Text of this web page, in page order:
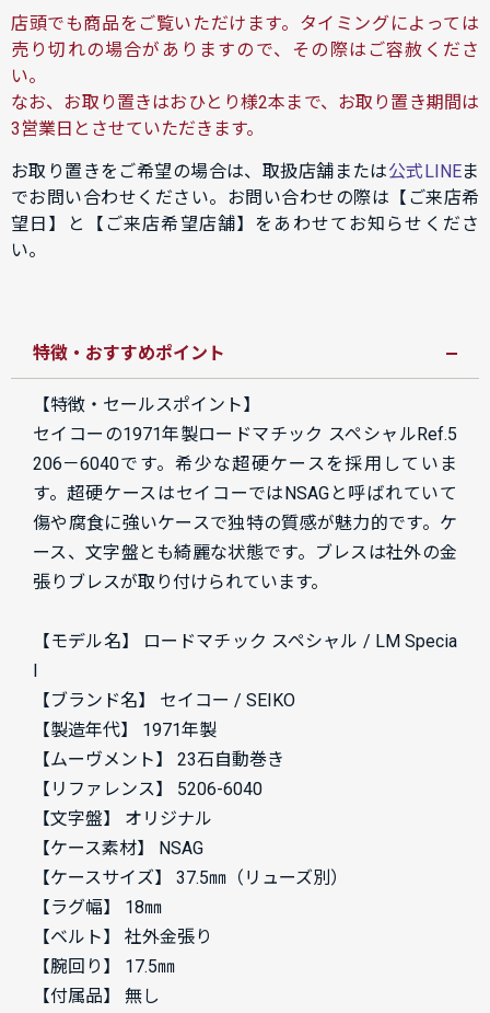
店頭でも商品をご覧いただけます。タイミングによっては
売り切れの場合がありますので、その際はご容赦くださ
い。
なお、お取り置きはおひとり様2本まで、お取り置き期間は
3営業日とさせていただきます。
お取り置きをご希望の場合は、取扱店舗または公式LINEま
でお問い合わせください。お問い合わせの際は【ご来店希
望日】と【ご来店希望店舗】をあわせてお知らせくださ
い。
特徴・おすすめポイント
【特徴・セールスポイント】
セイコーの1971年製ロードマチック スペシャルRef.5
206－6040です。希少な超硬ケースを採用していま
す。超硬ケースはセイコーではNSAGと呼ばれていて
傷や腐食に強いケースで独特の質感が魅力的です。ケ
ース、文字盤とも綺麗な状態です。ブレスは社外の金
張りブレスが取り付けられています。
【モデル名】 ロードマチック スペシャル / LM Specia
l
【ブランド名】 セイコー / SEIKO
【製造年代】 1971年製
【ムーヴメント】 23石自動巻き
【リファレンス】 5206-6040
【文字盤】 オリジナル
【ケース素材】 NSAG
【ケースサイズ】 37.5㎜（リューズ別）
【ラグ幅】 18㎜
【ベルト】 社外金張り
【腕回り】 17.5㎜
【付属品】 無し